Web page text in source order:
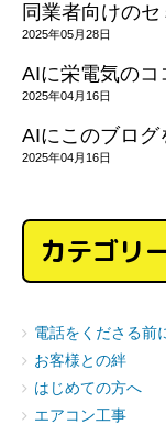
同業者向けの
2025年05月28日
AIに栄電気のコ
2025年04月16日
AIにこのブログ
2025年04月16日
カテゴリ
電話をくださる前
お客様との絆
はじめての方へ
エアコン工事